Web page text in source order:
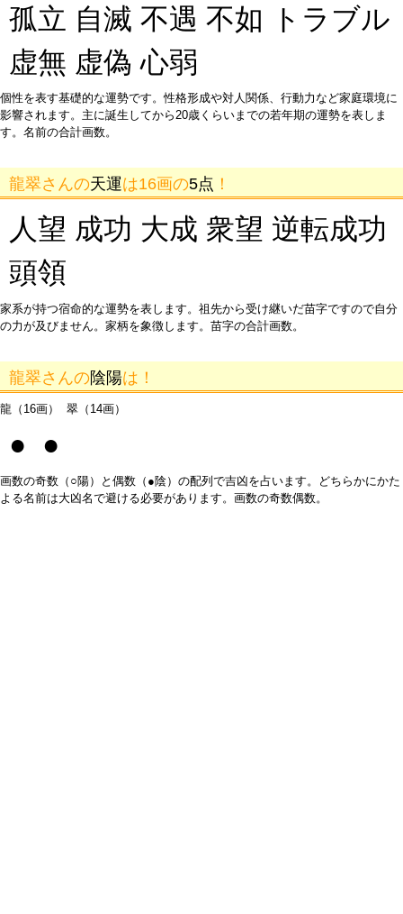
孤立 自滅 不遇 不如 トラブル
虚無 虚偽 心弱
個性を表す基礎的な運勢です。性格形成や対人関係、行動力など家庭環境に
影響されます。主に誕生してから20歳くらいまでの若年期の運勢を表しま
す。名前の合計画数。
龍翠さんの天運は16画の5点 ！
人望 成功 大成 衆望 逆転成功
頭領
家系が持つ宿命的な運勢を表します。祖先から受け継いだ苗字ですので自分
の力が及びません。家柄を象徴します。苗字の合計画数。
龍翠さんの陰陽は！
龍（16画） 翠（14画）
● ●
画数の奇数（○陽）と偶数（●陰）の配列で吉凶を占います。どちらかにかた
よる名前は大凶名で避ける必要があります。画数の奇数偶数。